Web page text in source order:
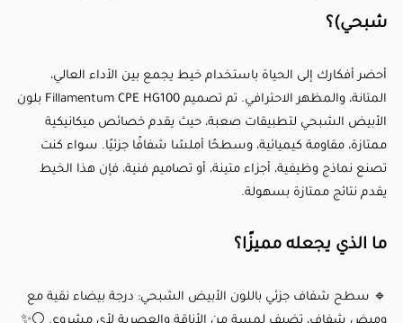
ومصقول.
إعدادات الطباعة الموصى بها:
🌡️ درجة حرارة الفوهة: 255-275°C
الالتصاق)
وتفاصيل السطح)
شبحي)؟
أحضر أفكارك إلى الحياة باستخدام خيط يجمع بين الأداء العالي،
المتانة، والمظهر الاحترافي. تم تصميم Fillamentum CPE HG100 بلون
الأبيض الشبحي لتطبيقات صعبة، حيث يقدم خصائص ميكانيكية
ممتازة، مقاومة كيميائية، وسطحًا أملسًا شفافًا جزئيًا. سواء كنت
تصنع نماذج وظيفية، أجزاء متينة، أو تصاميم فنية، فإن هذا الخيط
يقدم نتائج ممتازة بسهولة.
ما الذي يجعله مميزًا؟
🔹 سطح شفاف جزئي باللون الأبيض الشبحي: درجة بيضاء نقية مع